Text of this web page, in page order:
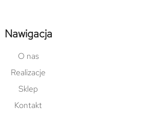
Nawigacja
O nas
Realizacje
Sklep
Kontakt